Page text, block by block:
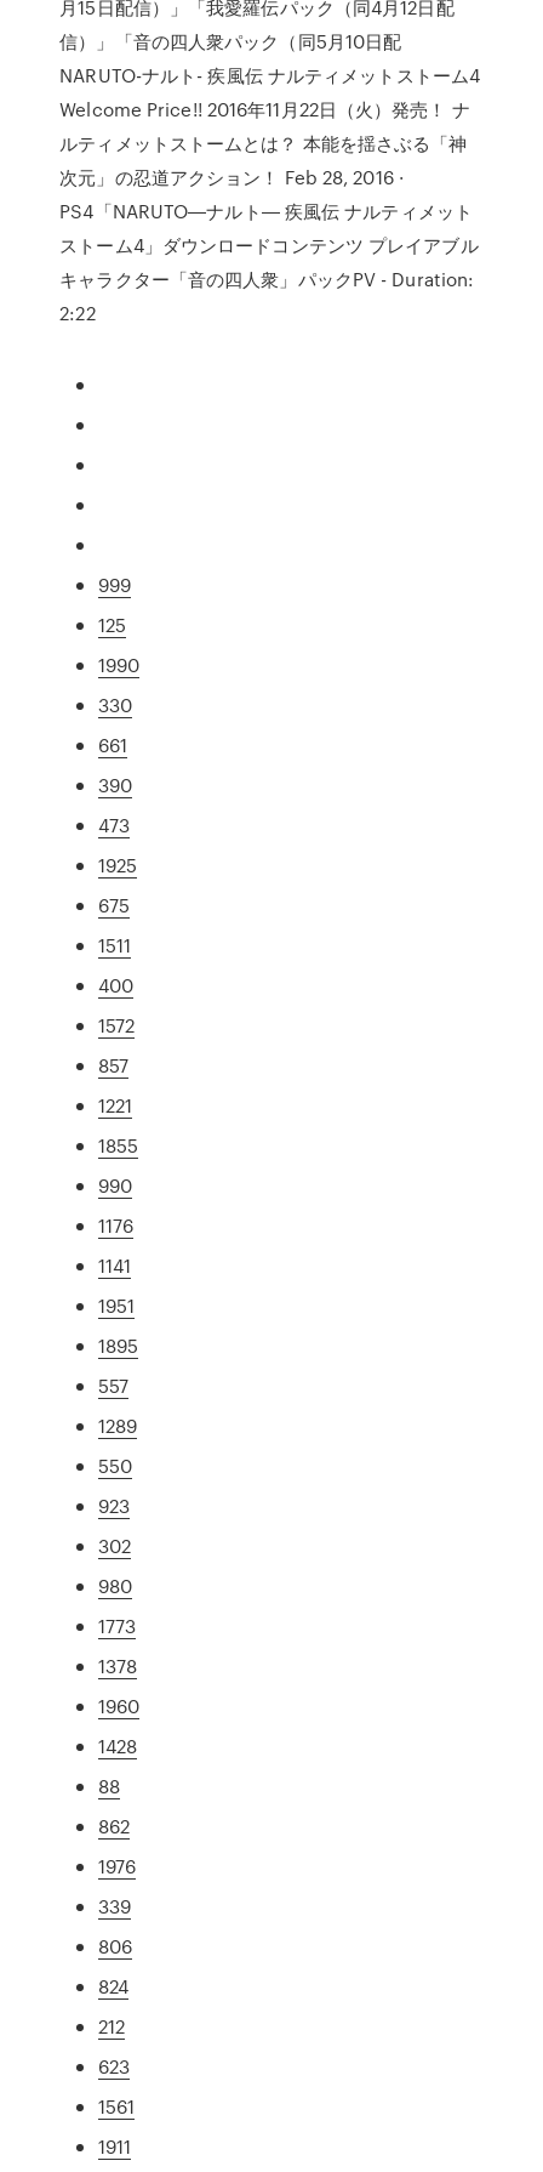
月15日配信）」「我愛羅伝パック（同4月12日配
信）」「音の四人衆パック（同5月10日配
NARUTO-ナルト- 疾風伝 ナルティメットストーム4
Welcome Price!! 2016年11月22日（火）発売！ ナ
ルティメットストームとは？ 本能を揺さぶる「神
次元」の忍道アクション！ Feb 28, 2016 ·
PS4「NARUTO―ナルト― 疾風伝 ナルティメット
ストーム4」ダウンロードコンテンツ プレイアブル
キャラクター「音の四人衆」パックPV - Duration:
2:22
999
125
1990
330
661
390
473
1925
675
1511
400
1572
857
1221
1855
990
1176
1141
1951
1895
557
1289
550
923
302
980
1773
1378
1960
1428
88
862
1976
339
806
824
212
623
1561
1911